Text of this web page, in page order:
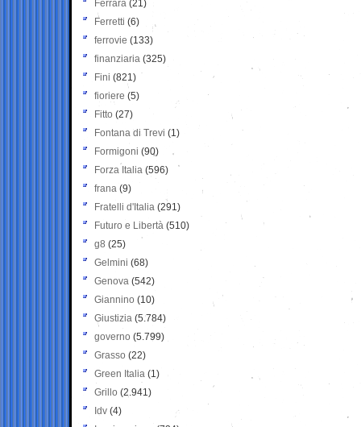
Ferrara (21)
Ferretti (6)
ferrovie (133)
finanziaria (325)
Fini (821)
fioriere (5)
Fitto (27)
Fontana di Trevi (1)
Formigoni (90)
Forza Italia (596)
frana (9)
Fratelli d'Italia (291)
Futuro e Libertà (510)
g8 (25)
Gelmini (68)
Genova (542)
Giannino (10)
Giustizia (5.784)
governo (5.799)
Grasso (22)
Green Italia (1)
Grillo (2.941)
Idv (4)